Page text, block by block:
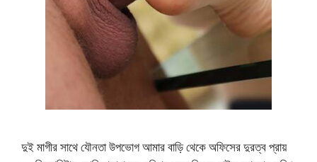
দুই মাগীর সাথে যৌনতা উপভোগ আমার বাড়ি থেকে অফিসের দুরত্ব প্রায়